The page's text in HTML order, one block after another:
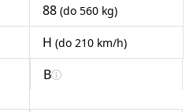
88 (do 560 kg)
H (do 210 km/h)
B